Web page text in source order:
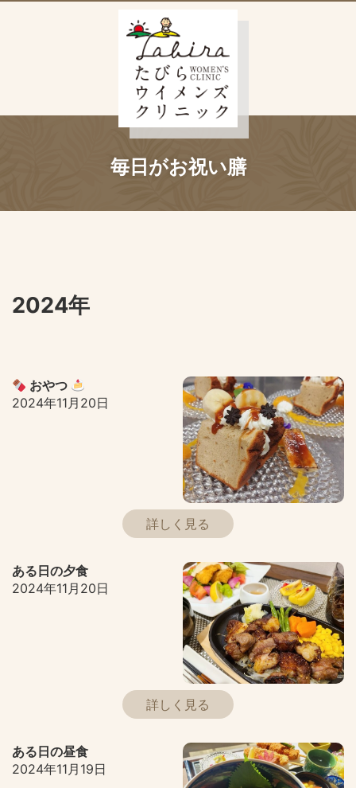
毎日がお祝い膳
2024年
おやつ
2024年11月20日
詳しく見る
ある日の夕食
2024年11月20日
詳しく見る
ある日の昼食
2024年11月19日